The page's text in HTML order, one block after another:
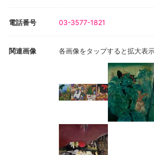
電話番号 03-3577-1821
関連画像 各画像をタップすると拡大表